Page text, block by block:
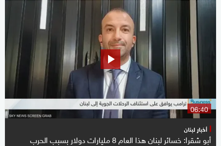
06:40
أخبار لبنان
أبو شقرا: خسائر لبنان هذا العام 8 مليارات دولار بسبب الحرب